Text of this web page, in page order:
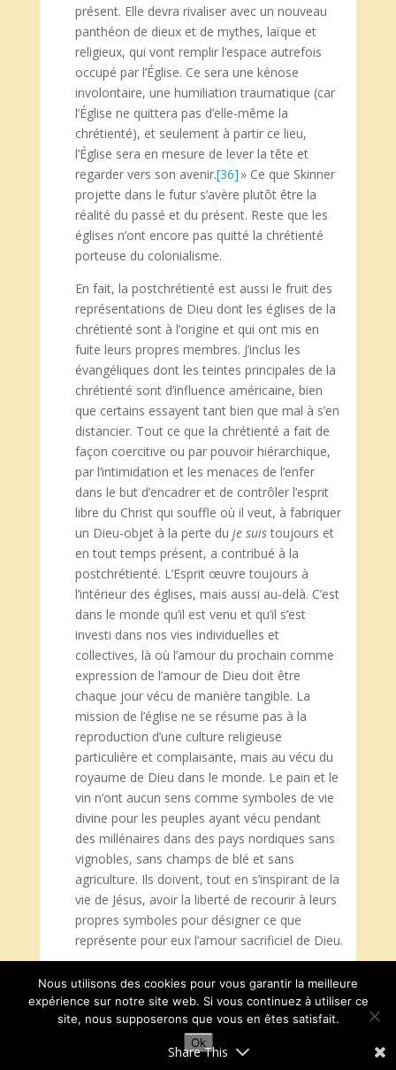
présent. Elle devra rivaliser avec un nouveau
panthéon de dieux et de mythes, laïque et
religieux, qui vont remplir l’espace autrefois
occupé par l’Église. Ce sera une kénose
involontaire, une humiliation traumatique (car
l’Église ne quittera pas d’elle-même la
chrétienté), et seulement à partir ce lieu,
l’Église sera en mesure de lever la tête et
regarder vers son avenir.[36] » Ce que Skinner
projette dans le futur s’avère plutôt être la
réalité du passé et du présent. Reste que les
églises n’ont encore pas quitté la chrétienté
porteuse du colonialisme.
En fait, la postchrétienté est aussi le fruit des
représentations de Dieu dont les églises de la
chrétienté sont à l’origine et qui ont mis en
fuite leurs propres membres. J’inclus les
évangéliques dont les teintes principales de la
chrétienté sont d’influence américaine, bien
que certains essayent tant bien que mal à s’en
distancier. Tout ce que la chrétienté a fait de
façon coercitive ou par pouvoir hiérarchique,
par l’intimidation et les menaces de l’enfer
dans le but d’encadrer et de contrôler l’esprit
libre du Christ qui souffle où il veut, à fabriquer
un Dieu-objet à la perte du je suistoujours et
en tout temps présent, a contribué à la
postchrétienté. L’Esprit œuvre toujours à
l’intérieur des églises, mais aussi au-delà. C’est
dans le monde qu’il est venu et qu’il s’est
investi dans nos vies individuelles et
collectives, là où l’amour du prochain comme
expression de l’amour de Dieu doit être
chaque jour vécu de manière tangible. La
mission de l’église ne se résume pas à la
reproduction d’une culture religieuse
particulière et complaisante, mais au vécu du
royaume de Dieu dans le monde. Le pain et le
vin n’ont aucun sens comme symboles de vie
divine pour les peuples ayant vécu pendant
des millénaires dans des pays nordiques sans
vignobles, sans champs de blé et sans
agriculture. Ils doivent, tout en s’inspirant de la
vie de Jésus, avoir la liberté de recourir à leurs
propres symboles pour désigner ce que
représente pour eux l’amour sacrificiel de Dieu.
réforme de l’Église selon l’Évangile […] vise à
ce que l’Église renonce à son autoréférentialité
et s’éloigne kénotiquement d’elle-même pour
la mission que lui a confiée le Christ. Elle est le
Share This
Nous utilisons des cookies pour vous garantir la meilleure
expérience sur notre site web. Si vous continuez à utiliser ce
site, nous supposerons que vous en êtes satisfait.
Ok